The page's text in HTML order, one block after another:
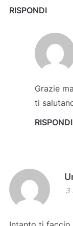
RISPONDI
Grazie
ti
RISPONDI
3